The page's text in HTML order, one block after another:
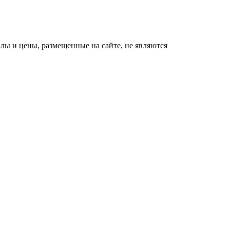
и цены, размещенные на сайте, не являются